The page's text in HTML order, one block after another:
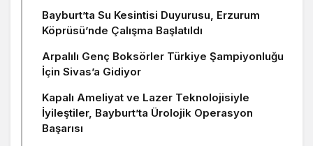
Bayburt’ta Su Kesintisi Duyurusu, Erzurum
Köprüsü’nde Çalışma Başlatıldı
Arpalılı Genç Boksörler Türkiye Şampiyonluğu
İçin Sivas’a Gidiyor
Kapalı Ameliyat ve Lazer Teknolojisiyle
İyileştiler, Bayburt’ta Ürolojik Operasyon
Başarısı